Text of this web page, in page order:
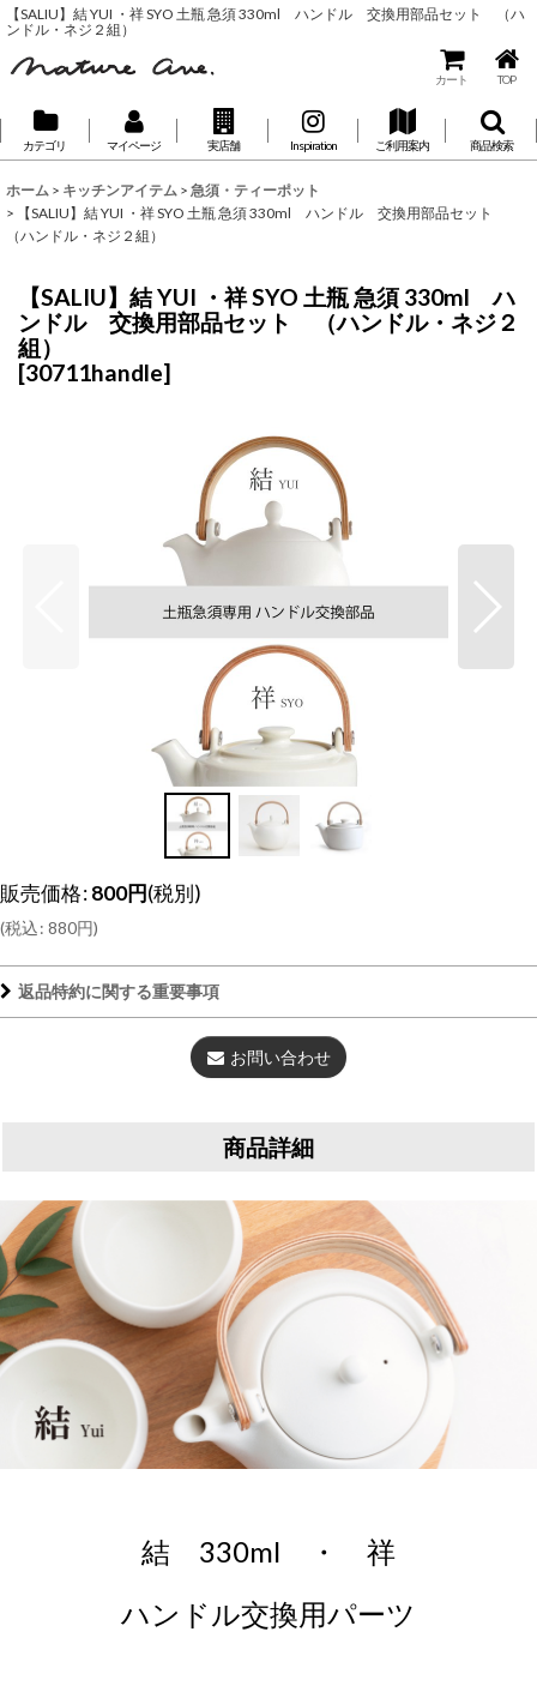
【SALIU】結 YUI ・祥 SYO 土瓶 急須 330ml ハンドル 交換用部品セット （ハ
ンドル・ネジ２組）
カート TOP
カテゴリ マイページ 実店舗 Inspiration ご利用案内 商品検索
ホーム > キッチンアイテム > 急須・ティーポット
>
【SALIU】結 YUI ・祥 SYO 土瓶 急須 330ml ハンドル 交換用部品セット
（ハンドル・ネジ２組）
【SALIU】結 YUI ・祥 SYO 土瓶 急須 330ml ハ
ンドル 交換用部品セット （ハンドル・ネジ２
組）
[30711handle]
販売価格:800円(税別)
(税込: 880円)
返品特約に関する重要事項
お問い合わせ
商品詳細
結 330ml ・ 祥
ハンドル交換用パーツ